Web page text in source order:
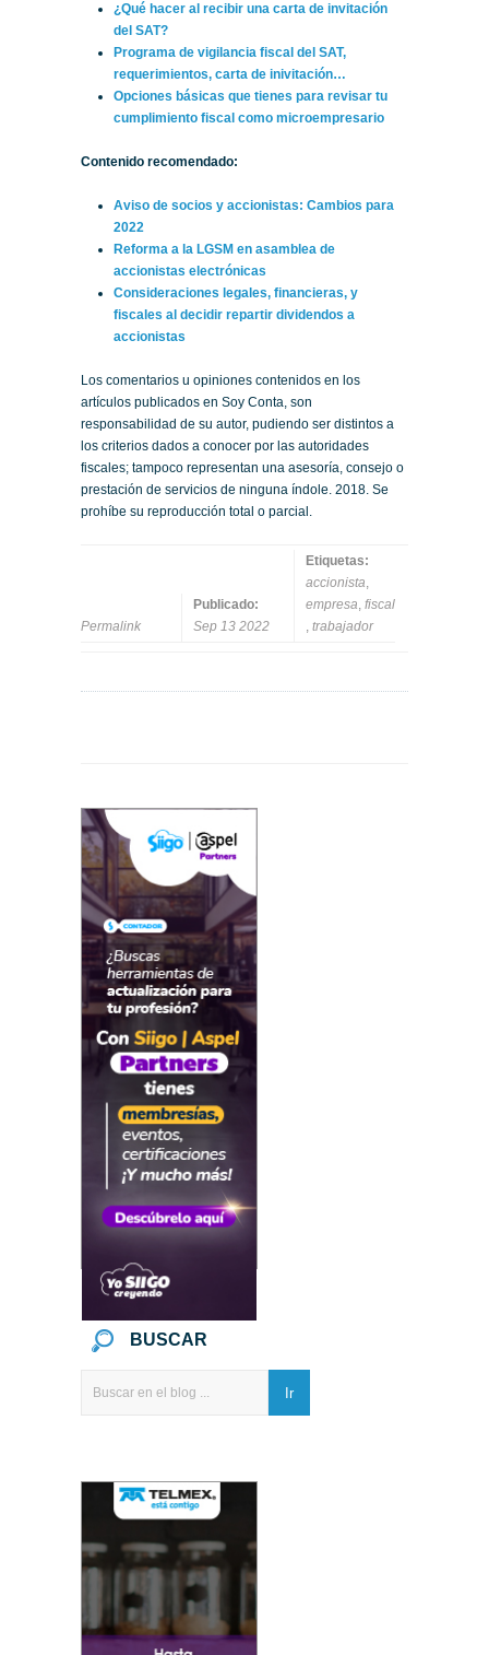
¿Qué hacer al recibir una carta de invitación
del SAT?
Programa de vigilancia fiscal del SAT,
requerimientos, carta de inivitación…
Opciones básicas que tienes para revisar tu
cumplimiento fiscal como microempresario
Contenido recomendado:
Aviso de socios y accionistas: Cambios para
2022
Reforma a la LGSM en asamblea de
accionistas electrónicas
Consideraciones legales, financieras, y
fiscales al decidir repartir dividendos a
accionistas
Los comentarios u opiniones contenidos en los
artículos publicados en Soy Conta, son
responsabilidad de su autor, pudiendo ser distintos a
los criterios dados a conocer por las autoridades
fiscales; tampoco representan una asesoría, consejo o
prestación de servicios de ninguna índole. 2018. Se
prohíbe su reproducción total o parcial.
Permalink
Publicado:
Sep 13 2022
Etiquetas:
accionista,
empresa, fiscal
, trabajador
BUSCAR